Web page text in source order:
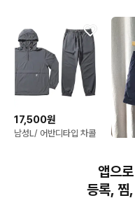
17,500원
남성L/ 어반디타입 차콜
S 마
지
앱으
등록, 찜